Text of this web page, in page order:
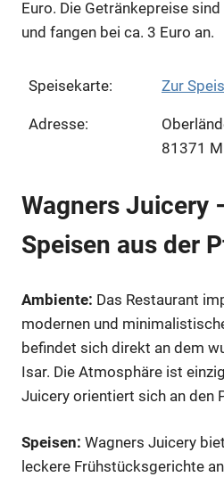
Euro. Die Getränkepreise
und fangen bei ca. 3 Euro an.
Speisekarte: Zur
Adresse:
81371
Wagners Juicery
Speisen aus der
Ambiente: Das Restaurant
modernen und
befindet sich direkt an dem
Isar. Die Atmosphäre ist
Juicery orientiert sich an den
Speisen: Wagners Juicery
leckere Frühstücksgerichte